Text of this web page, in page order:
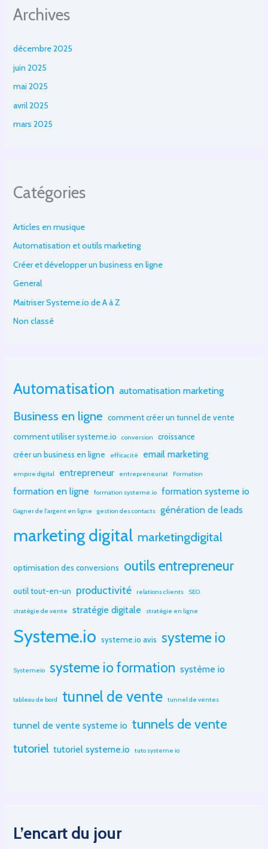
Archives
décembre 2025
juin 2025
mai 2025
avril 2025
mars 2025
Catégories
Articles en musique
Automatisation et outils marketing
Créer et développer un business en ligne
General
Maitriser Systeme.io de A à Z
Non classé
Automatisation automatisation marketing
Business en ligne comment créer un tunnel de vente
comment utiliser systeme.io
conversion
croissance
créer un business en ligne
efficacité email marketing
empire digital entrepreneur entrepreneuriat Formation
formation en ligne formation systeme.io formation systeme io
Gagner de l'argent en ligne gestion des contacts génération de leads
marketing digital marketingdigital
optimisation des conversions outils entrepreneur
outil tout-en-un productivité relations clients SEO
stratégie de vente stratégie digitale stratégie en ligne
Systeme.io systeme.io avis systeme io
Systemeio systeme io formation système io
tableau de bord tunnel de vente tunnel de ventes
tunnel de vente systeme io tunnels de vente
tutoriel tutoriel systeme.io tuto systeme io
L’encart du jour